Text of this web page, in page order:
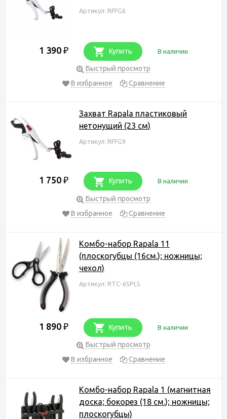
Артикул: RFFG6
1 390 ₽ Купить В наличии
Быстрый просмотр
В избранное
Сравнение
Захват Rapala пластиковый
нетонущий (23 см)
Артикул: RFFG9
1 750 ₽ Купить В наличии
Быстрый просмотр
В избранное
Сравнение
Комбо-набор Rapala 11
(плоскогубцы (16см.); ножницы;
чехол)
Артикул: RTC-6SPLS
1 890 ₽ Купить В наличии
Быстрый просмотр
В избранное
Сравнение
Комбо-набор Rapala 1 (магнитная
доска; бокорез (18 см.); ножницы;
плоскогубцы)